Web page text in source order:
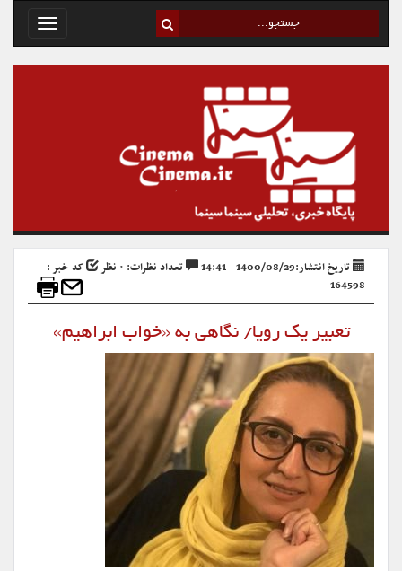
Toggle
تاریخ انتشار:1400/08/29 - 14:41 تعداد نظرات: ۰ نظر
کد خبر :
164598
تعبیر یک رویا/ نگاهی به «خواب ابراهیم»